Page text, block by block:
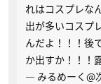
れはコスプレな
出が多いコスプ
んだよ！！！後
か出すか！！！
— みるめーく@